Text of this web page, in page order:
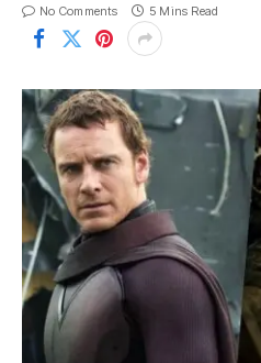
No Comments
5 Mins Read